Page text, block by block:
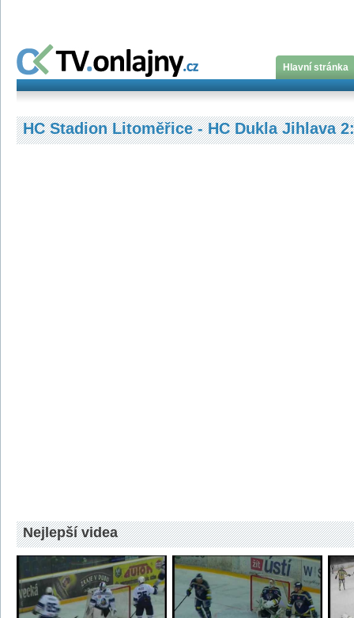
Hlavní stránka
HC Stadion Litoměřice - HC Dukla Jihlava
Nejlepší videa